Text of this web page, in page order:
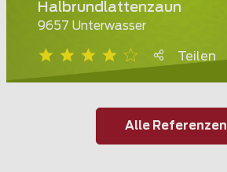
Halbrundlattenzaun
9657 Unterwasser
Teilen
Alle Referenzen